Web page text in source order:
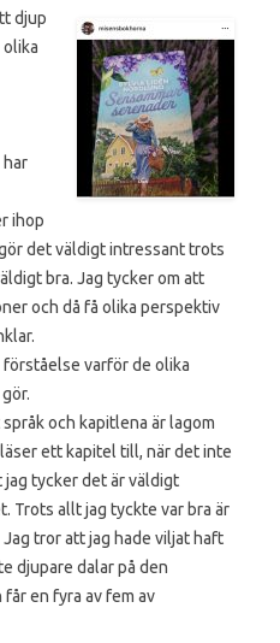
djup
har
ihop
det väldigt intressant trots
bra. Jag tycker om att
och då få olika perspektiv
varför de olika
och kapitlena är lagom
ett kapitel till, när det inte
jag tycker det är väldigt
Trots allt jag tyckte var bra är
tror att jag hade viljat haft
djupare dalar på den
en fyra av fem av